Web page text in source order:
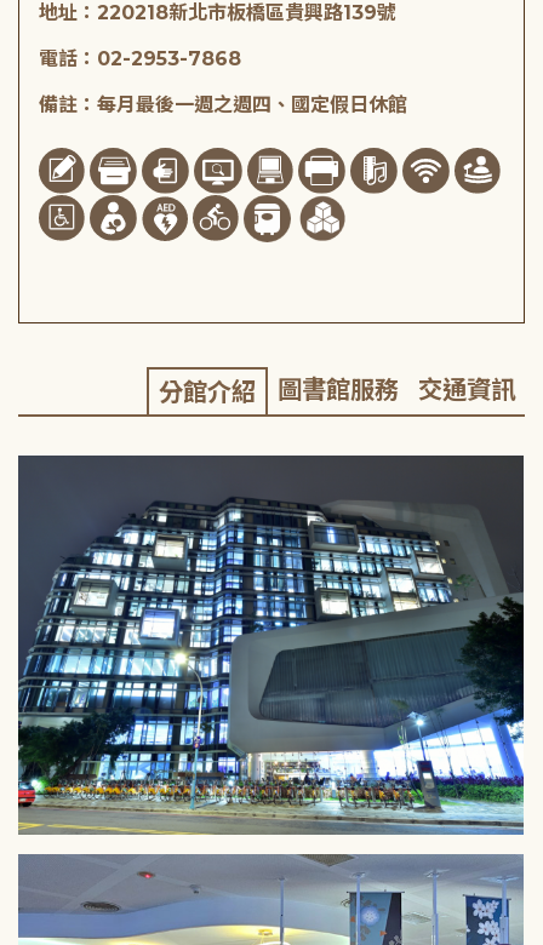
地址：220218新北市板橋區貴興路139號
電話：02-2953-7868
備註：每月最後一週之週四、國定假日休館
分館介紹 圖書館服務 交通資訊